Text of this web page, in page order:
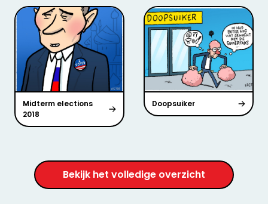
Midterm elections
2018
Doopsuiker
Bekijk het volledige overzicht